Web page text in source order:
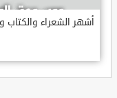
أشهر الشعراء والكتاب